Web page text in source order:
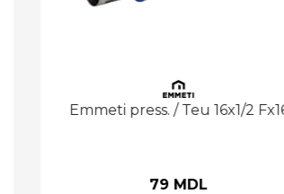
Emmeti press. / Teu 16x1/2 Fx16
79 MDL